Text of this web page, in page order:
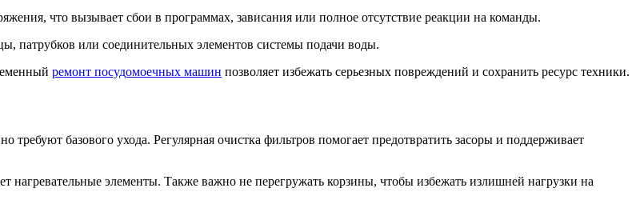
что вызывает сбои в программах, зависания или полное отсутствие реакции на команды.
патрубков или соединительных элементов системы подачи воды.
ремонт посудомоечных машин позволяет избежать серьезных повреждений и сохранить ресурс техники.
базового ухода. Регулярная очистка фильтров помогает предотвратить засоры и поддерживает
нагревательные элементы. Также важно не перегружать корзины, чтобы избежать излишней нагрузки на